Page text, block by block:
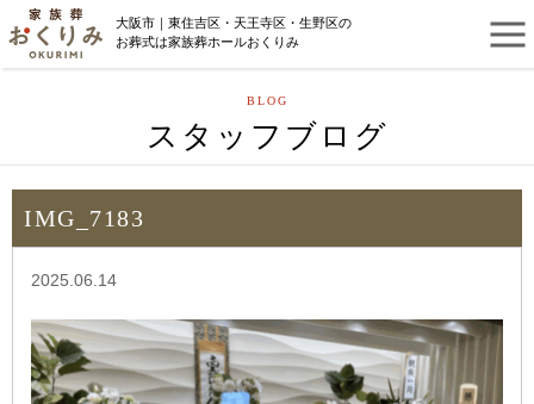
大阪市｜東住吉区・天王寺区・生野区の
お葬式は家族葬ホールおくりみ
BLOG
スタッフブログ
IMG_7183
2025.06.14